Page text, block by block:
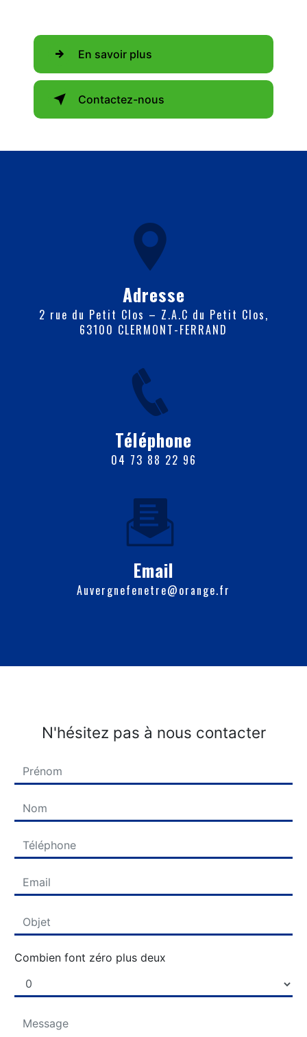
En savoir plus
Contactez-nous
Adresse
2 rue du Petit Clos – Z.A.C du Petit Clos,
63100 CLERMONT-FERRAND
Téléphone
04 73 88 22 96
Email
auvergnefenetre@orange.fr
N'hésitez pas à nous contacter
Combien font zéro plus deux